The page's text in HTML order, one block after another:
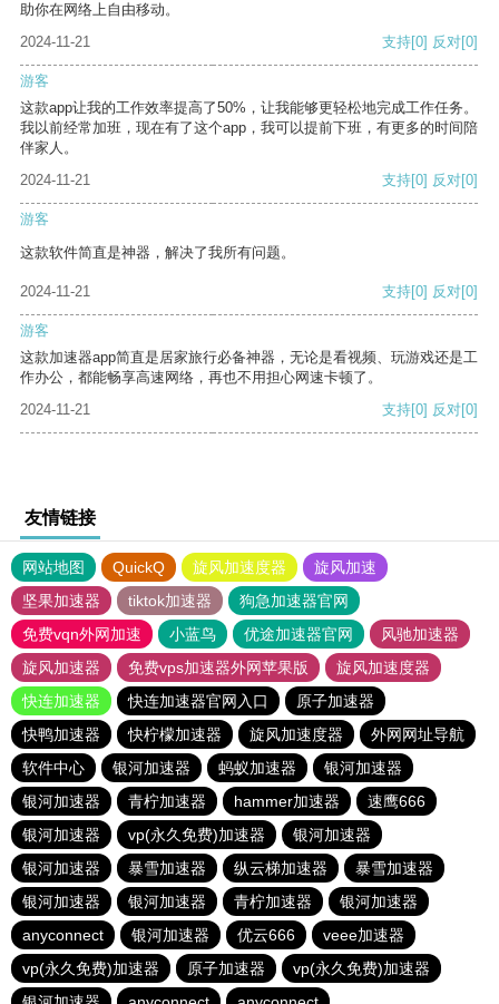
助你在网络上自由移动。
2024-11-21
支持[0] 反对[0]
游客
这款app让我的工作效率提高了50%，让我能够更轻松地完成工作任务。
我以前经常加班，现在有了这个app，我可以提前下班，有更多的时间陪
伴家人。
2024-11-21
支持[0] 反对[0]
游客
这款软件简直是神器，解决了我所有问题。
2024-11-21 支持[0] 反对[0]
游客
这款加速器app简直是居家旅行必备神器，无论是看视频、玩游戏还是工
作办公，都能畅享高速网络，再也不用担心网速卡顿了。
2024-11-21
支持[0] 反对[0]
友情链接
网站地图 QuickQ 旋风加速度器
旋风加速
坚果加速器
tiktok加速器
狗急加速器官网
免费vqn外网加速
小蓝鸟 优途加速器官网
风驰加速器
旋风加速器
免费vps加速器外网苹果版
旋风加速度器
快连加速器
快连加速器官网入口
原子加速器
快鸭加速器
快柠檬加速器 旋风加速度器
外网网址导航
软件中心
银河加速器 蚂蚁加速器
银河加速器
银河加速器
青柠加速器 hammer加速器
速鹰666
银河加速器
vp(永久免费)加速器
银河加速器
银河加速器
暴雪加速器 纵云梯加速器
暴雪加速器
银河加速器
银河加速器 青柠加速器
银河加速器
anyconnect
银河加速器 优云666
veee加速器
vp(永久免费)加速器
原子加速器
vp(永久免费)加速器